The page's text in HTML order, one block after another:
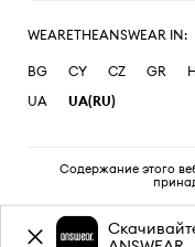
WEARETHEANSWEAR IN:
BG CY CZ GR
UA
UA(RU)
Содержание этого